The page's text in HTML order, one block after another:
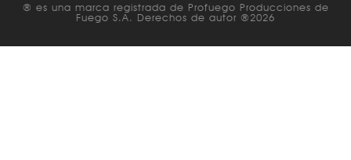
® es una marca registrada de Profuego Producciones de
Fuego S.A. Derechos de autor ®2026